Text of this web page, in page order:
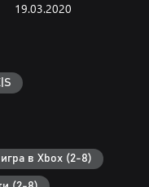
19.03.2020
в Xbox (2-8)